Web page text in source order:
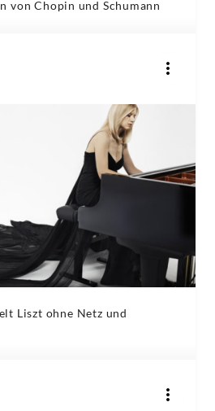
von Chopin und Schumann
Liszt ohne Netz und